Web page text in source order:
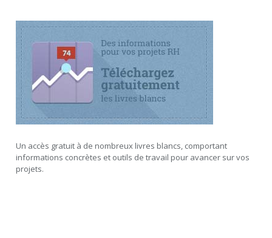
Un accès gratuit à de nombreux livres blancs, comportant
informations concrètes et outils de travail pour avancer sur vos
projets.